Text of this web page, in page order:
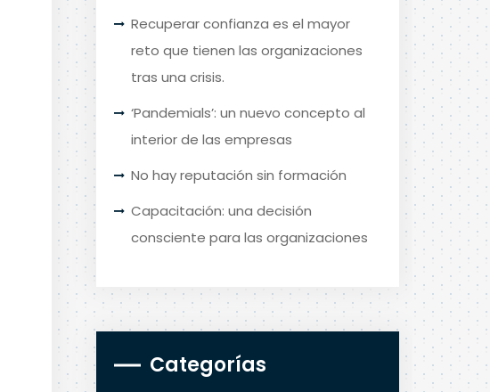
Recuperar confianza es el mayor
reto que tienen las organizaciones
tras una crisis.
‘Pandemials’: un nuevo concepto al
interior de las empresas
No hay reputación sin formación
Capacitación: una decisión
consciente para las organizaciones
Categorías